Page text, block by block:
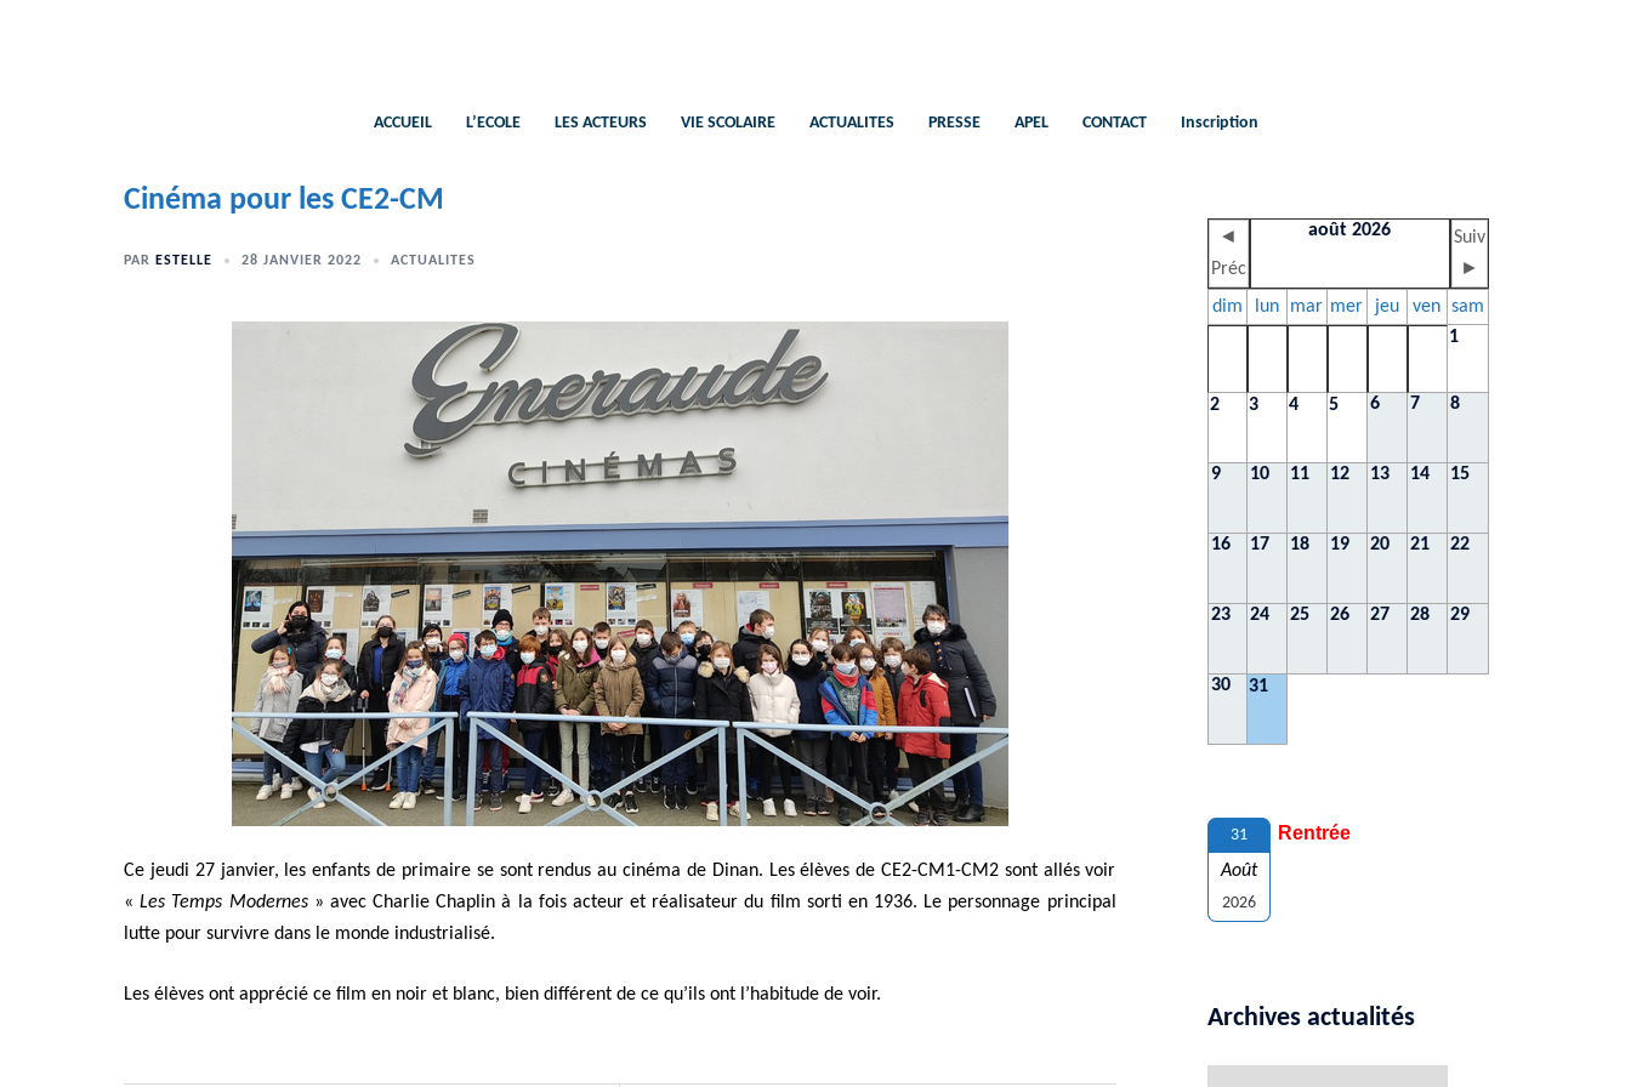
ACCUEIL L’ECOLE LES ACTEURS VIE SCOLAIRE ACTUALITES PRESSE APEL CONTACT Inscription
Cinéma pour les CE2-CM
PAR ESTELLE 28 JANVIER 2022 ACTUALITES
Ce jeudi 27 janvier, les enfants de primaire se sont rendus au cinéma de Dinan. Les élèves de CE2-CM1-CM2 sont allés voir
«Les Temps Modernes» avec Charlie Chaplin à la fois acteur et réalisateur du film sorti en 1936. Le personnage principal
lutte pour survivre dans le monde industrialisé.
Les élèves ont apprécié ce film en noir et blanc, bien différent de ce qu’ils ont l’habitude de voir.
◄
Préc
août 2026
Suiv
►
dim
lun mar mer jeu ven sam
1
2 3 4 5 6 7 8
9 10 11 12 13 14 15
16 17 18 19 20 21 22
23 24 25 26 27 28 29
30 31
31
Août
2026
Rentrée
Archives actualités